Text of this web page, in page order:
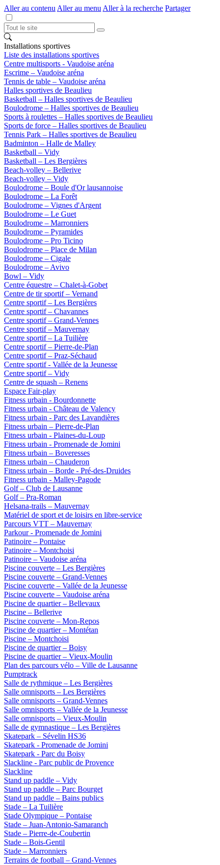
Aller au contenu Aller au menu Aller à la recherche Partager
Installations sportives
Liste des installations sportives
Centre multisports - Vaudoise aréna
Escrime – Vaudoise aréna
Tennis de table – Vaudoise aréna
Halles sportives de Beaulieu
Basketball – Halles sportives de Beaulieu
Boulodrome – Halles sportives de Beaulieu
Sports à roulettes – Halles sportives de Beaulieu
Sports de force – Halles sportives de Beaulieu
Tennis Park – Halles sportives de Beaulieu
Badminton – Halle de Malley
Basketball – Vidy
Basketball – Les Bergières
Beach-volley – Bellerive
Beach-volley – Vidy
Boulodrome – Boule d'Or lausannoise
Boulodrome – La Forêt
Boulodrome – Vignes d'Argent
Boulodrome – Le Guet
Boulodrome – Marronniers
Boulodrome – Pyramides
Boulodrome – Pro Ticino
Boulodrome – Place de Milan
Boulodrome – Cigale
Boulodrome – Avivo
Bowl – Vidy
Centre équestre – Chalet-à-Gobet
Centre de tir sportif – Vernand
Centre sportif – Les Bergières
Centre sportif – Chavannes
Centre sportif – Grand-Vennes
Centre sportif – Mauvernay
Centre sportif – La Tuilière
Centre sportif – Pierre-de-Plan
Centre sportif – Praz-Séchaud
Centre sportif - Vallée de la Jeunesse
Centre sportif – Vidy
Centre de squash – Renens
Espace Fair-play
Fitness urbain - Bourdonnette
Fitness urbain - Château de Valency
Fitness urbain - Parc des Lavandières
Fitness urbain – Pierre-de-Plan
Fitness urbain - Plaines-du-Loup
Fitness urbain - Promenade de Jomini
Fitness urbain – Boveresses
Fitness urbain – Chauderon
Fitness urbain – Borde - Pré-des-Druides
Fitness urbain - Malley-Pagode
Golf – Club de Lausanne
Golf – Pra-Roman
Helsana-trails – Mauvernay
Matériel de sport et de loisirs en libre-service
Parcours VTT – Mauvernay
Parkour - Promenade de Jomini
Patinoire – Pontaise
Patinoire – Montchoisi
Patinoire – Vaudoise aréna
Piscine couverte – Les Bergières
Piscine couverte – Grand-Vennes
Piscine couverte – Vallée de la Jeunesse
Piscine couverte – Vaudoise aréna
Piscine de quartier – Bellevaux
Piscine – Bellerive
Piscine couverte – Mon-Repos
Piscine de quartier – Montétan
Piscine – Montchoisi
Piscine de quartier – Boisy
Piscine de quartier – Vieux-Moulin
Plan des parcours vélo – Ville de Lausanne
Pumptrack
Salle de rythmique – Les Bergières
Salle omnisports – Les Bergières
Salle omnisports – Grand-Vennes
Salle omnisports – Vallée de la Jeunesse
Salle omnisports – Vieux-Moulin
Salle de gymnastique – Les Bergières
Skatepark – Sévelin HS36
Skatepark - Promenade de Jomini
Skatepark - Parc du Boisy
Slackline - Parc public de Provence
Slackline
Stand up paddle – Vidy
Stand up paddle – Parc Bourget
Stand up paddle – Bains publics
Stade – La Tuilière
Stade Olympique – Pontaise
Stade – Juan-Antonio-Samaranch
Stade – Pierre-de-Coubertin
Stade – Bois-Gentil
Stade – Marronniers
Terrains de football – Grand-Vennes